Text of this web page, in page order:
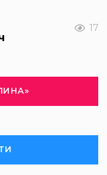
17